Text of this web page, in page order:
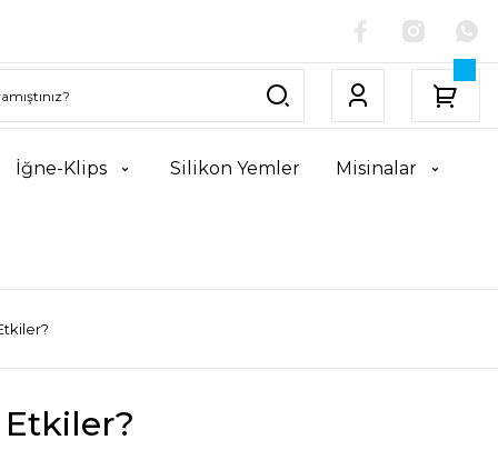
İğne-Klips Silikon Yemler Misinalar
Etkiler?